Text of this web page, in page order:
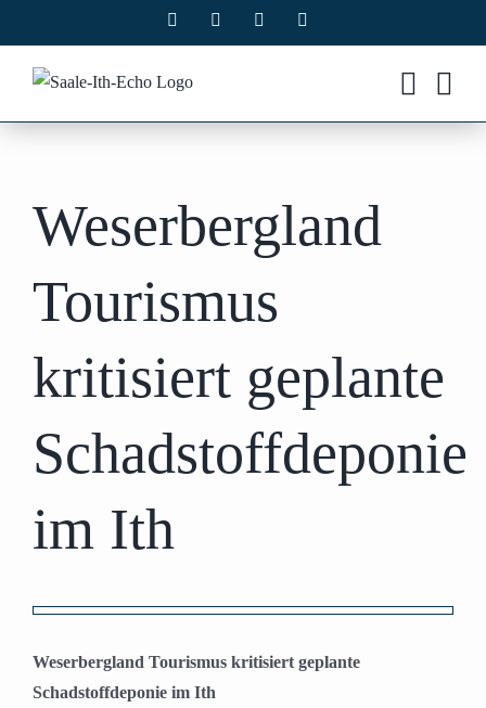
Inhalt
springen
Facebook Instagram
Weserbergland
Tourismus
kritisiert geplante
Schadstoffdeponie
im Ith
grösseres
Bild
Weserbergland Tourismus kritisiert geplante
Schadstoffdeponie im Ith